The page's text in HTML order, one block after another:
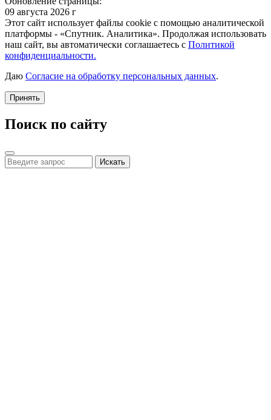
09 августа 2026 г
Этот сайт использует файлы cookie с помощью аналитической
платформы - «Спутник. Аналитика». Продолжая использовать
наш сайт, вы автоматически соглашаетесь с Политикой
конфиденциальности.
Даю Согласие на обработку персональных данных.
Принять
Поиск по сайту